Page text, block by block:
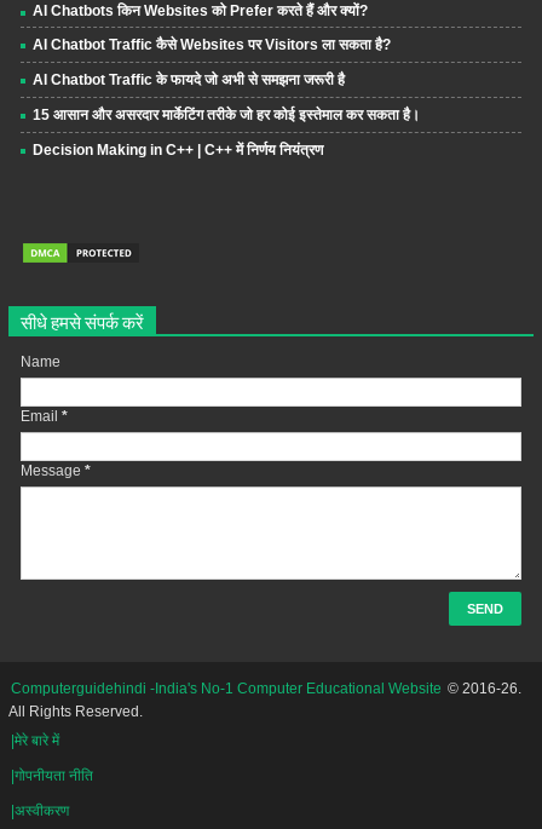
AI Chatbots किन Websites को Prefer करते हैं और क्यों?
AI Chatbot Traffic कैसे Websites पर Visitors ला सकता है?
AI Chatbot Traffic के फायदे जो अभी से समझना जरूरी है
15 आसान और असरदार मार्केटिंग तरीके जो हर कोई इस्तेमाल कर सकता है।
Decision Making in C++ | C++ में निर्णय नियंत्रण
सीधे हमसे संपर्क करें
Name
Email *
Message *
Computerguidehindi -India's No-1 Computer Educational Website © 2016-26.
All Rights Reserved.
|मेरे बारे में
|गोपनीयता नीति
|अस्वीकरण